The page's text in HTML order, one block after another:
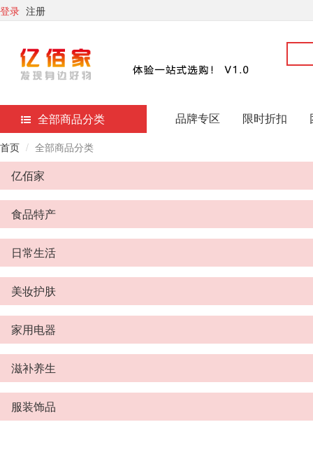
登录 注册
全部商品分类 品牌专区 限时折扣
首页 全部商品分类
亿佰家
食品特产
日常生活
美妆护肤
家用电器
滋补养生
服装饰品